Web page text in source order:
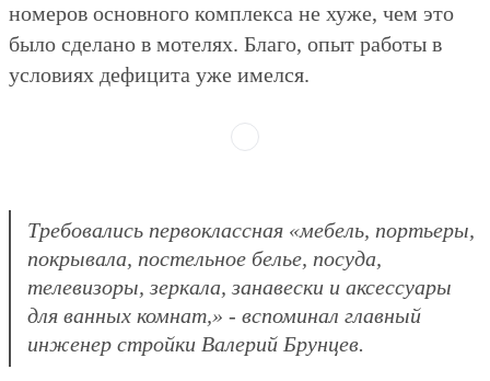
номеров основного комплекса не хуже, чем это
было сделано в мотелях. Благо, опыт работы в
условиях дефицита уже имелся.
Требовались первоклассная «мебель, портьеры,
покрывала, постельное белье, посуда,
телевизоры, зеркала, занавески и аксессуары
для ванных комнат,» - вспоминал главный
инженер стройки Валерий Брунцев.